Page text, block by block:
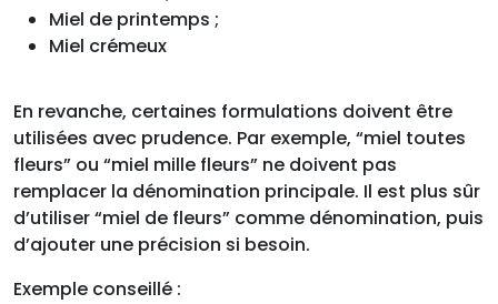
Miel de printemps ;
Miel crémeux
En revanche, certaines formulations doivent être
utilisées avec prudence. Par exemple, “miel toutes
fleurs” ou “miel mille fleurs” ne doivent pas
remplacer la dénomination principale. Il est plus sûr
d’utiliser “miel de fleurs” comme dénomination, puis
d’ajouter une précision si besoin.
Exemple conseillé :